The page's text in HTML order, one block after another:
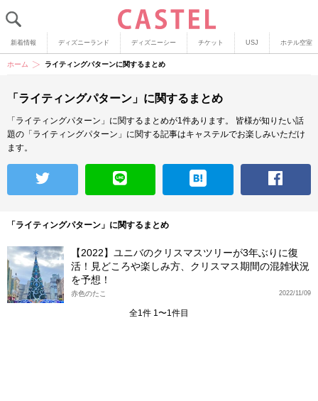
新着情報 ディズニーランド ディズニーシー チケット USJ ホテル空室
ホーム ライティングパターンに関するまとめ
「ライティングパターン」に関するまとめ
「ライティングパターン」に関するまとめが1件あります。
皆様が知りたい話
題の「ライティングパターン」に関する記事はキャステルでお楽しみいただけ
ます。
「ライティングパターン」に関するまとめ
【2022】ユニバのクリスマスツリーが3年ぶりに復
活！見どころや楽しみ方、クリスマス期間の混雑状況
を予想！
2022/11/09
赤色のたこ
全1件 1〜1件目